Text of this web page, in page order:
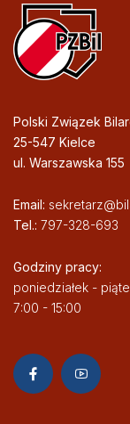
Polski Związek
25-547 Kielce
ul. Warszawska 155
Email:
Tel.: 797-328-693
Godziny pracy:
poniedziałek -
7:00 - 15:00